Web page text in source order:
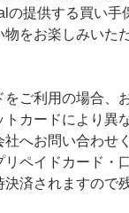
の提供する買い手
をお楽しみいた
をご利用の場合、
トカードにより異
社へお問い合わせ
リペイドカード・
決済されますので